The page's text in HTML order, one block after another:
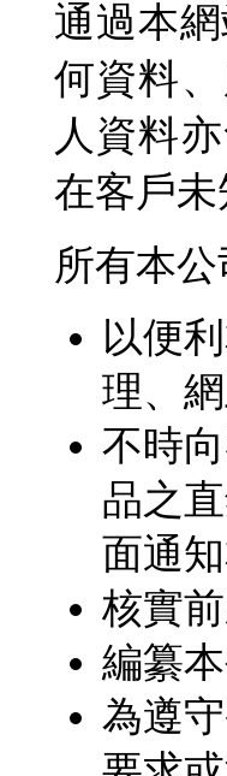
通過本
何資料
人資料
在客戶未
所有本
以便
理、
不時
品之
面通
核實
編纂
為遵